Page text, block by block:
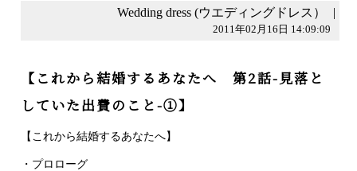
Wedding dress (ウエディングドレス） |
2011年02月16日 14:09:09
【これから結婚するあなたへ 第2話-見落と
していた出費のこと-①】
【これから結婚するあなたへ】
・プロローグ